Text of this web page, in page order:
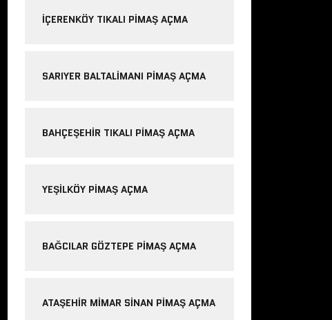
IÇERENKÖY TIKALI PIMAŞ AÇMA
SARIYER BALTALIMANI PIMAŞ AÇMA
BAHÇEŞEHIR TIKALI PIMAŞ AÇMA
YEŞILKÖY PIMAŞ AÇMA
BAĞCILAR GÖZTEPE PIMAŞ AÇMA
ATAŞEHIR MIMAR SINAN PIMAŞ AÇMA